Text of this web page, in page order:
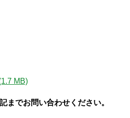
MB)
までお問い合わせください。